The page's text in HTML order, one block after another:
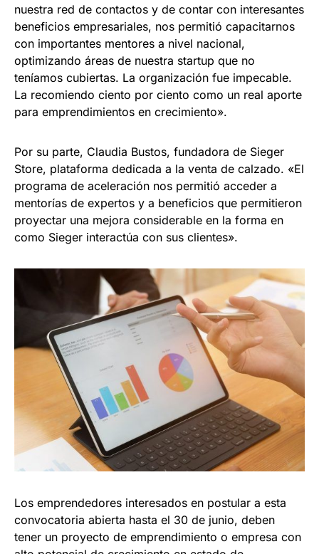
nuestra red de contactos y de contar con interesantes
beneficios empresariales, nos permitió capacitarnos
con importantes mentores a nivel nacional,
optimizando áreas de nuestra startup que no
teníamos cubiertas. La organización fue impecable.
La recomiendo ciento por ciento como un real aporte
para emprendimientos en crecimiento».
Por su parte, Claudia Bustos, fundadora de Sieger
Store, plataforma dedicada a la venta de calzado. «El
programa de aceleración nos permitió acceder a
mentorías de expertos y a beneficios que permitieron
proyectar una mejora considerable en la forma en
como Sieger interactúa con sus clientes».
Los emprendedores interesados en postular a esta
convocatoria abierta hasta el 30 de junio, deben
tener un proyecto de emprendimiento o empresa con